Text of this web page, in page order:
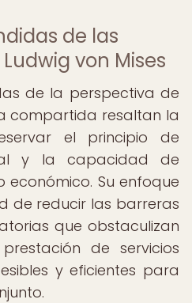
de las
von Mises
de la perspectiva de
compartida resaltan la
el principio de
y la capacidad de
económico. Su enfoque
de reducir las barreras
que obstaculizan
de servicios
y eficientes para